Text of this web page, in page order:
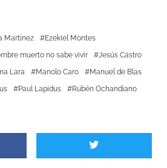
Martínez
Ezekiel Montes
muerto no sabe vivir
Jesús Castro
Lara Manolo Caro
Manuel de Blas
Paul Lapidus Rubén Ochandiano